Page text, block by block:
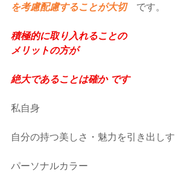
を考慮配慮することが大切 です。
積極的に取り入れることの
メリットの方が
絶大であることは確か です
私自身
自分の持つ美しさ・魅力を引き出しす
パーソナルカラー